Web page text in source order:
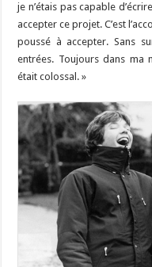
je n’étais pas capable
accepter ce projet. C’est
poussé à accepter. Sans
entrées. Toujours dans ma
était colossal. »